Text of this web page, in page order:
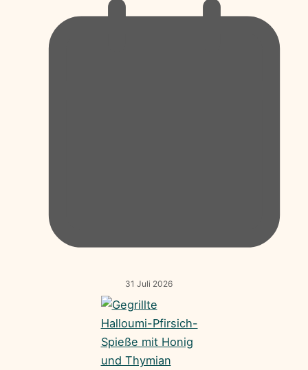
31 Juli 2026